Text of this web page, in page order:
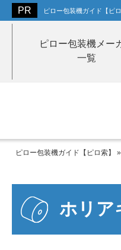
ピロー包装機ガイド【ピロ
ピロー包装機メー
一覧
ピロー包装機ガイド【ピロ索】 »
ホリア